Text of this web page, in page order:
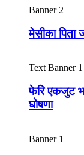
Banner 2
मेसीका पिता
Text Banner 1
फेरि एकजुट
घोषणा
Banner 1